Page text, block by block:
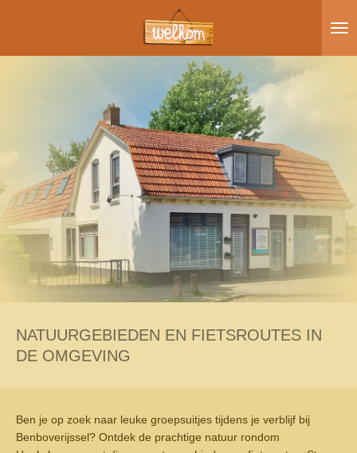
NATUURGEBIEDEN EN FIETSROUTES IN
DE OMGEVING
Ben je op zoek naar leuke groepsuitjes tijdens je verblijf bij
Benboverijssel? Ontdek de prachtige natuur rondom